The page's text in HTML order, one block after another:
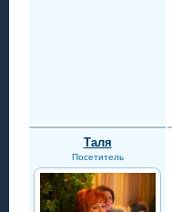
Таля
Посетитель